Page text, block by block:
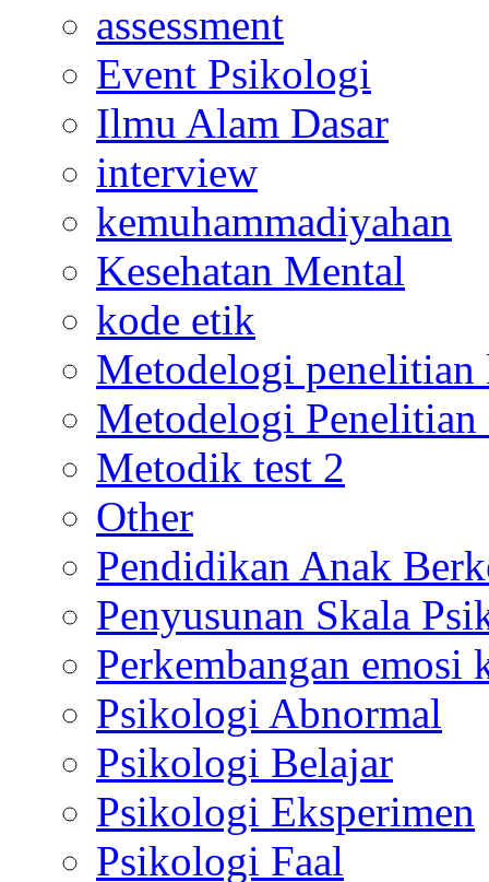
assessment
Event Psikologi
Ilmu Alam Dasar
interview
kemuhammadiyahan
Kesehatan Mental
kode etik
Metodelogi
Metodelogi
Metodik test 2
Other
Pendidikan Anak
Penyusunan Skala
Perkembangan emosi
Psikologi Abnormal
Psikologi Belajar
Psikologi Eksperimen
Psikologi Faal